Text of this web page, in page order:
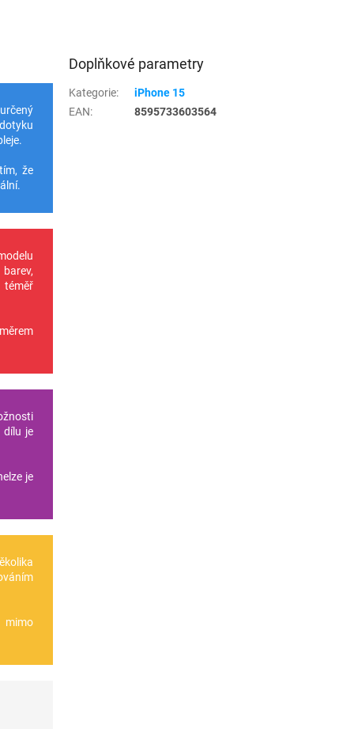
že
téměř
dílu je
je
Doplňkové parametry
Kategorie:
iPhone 15
EAN: 8595733603564